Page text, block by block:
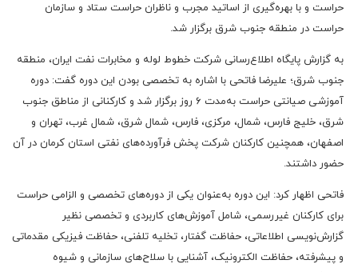
حراست و با بهره‌گیری از اساتید مجرب و ناظران حراست ستاد و سازمان
حراست در منطقه جنوب شرق برگزار شد.
به گزارش پایگاه اطلاع‌رسانی شرکت خطوط لوله و مخابرات نفت ایران، منطقه
جنوب شرق؛ علیرضا فاتحی با اشاره به تخصصی بودن این دوره گفت: دوره
آموزشی صیانتی حراست به‌مدت ۶ روز برگزار شد و کارکنانی از مناطق جنوب
شرق، خلیج فارس، شمال، مرکزی، فارس، شمال شرق، شمال غرب، تهران و
اصفهان، همچنین کارکنان شرکت پخش فرآورده‌های نفتی استان کرمان در آن
حضور داشتند.
فاتحی اظهار کرد: این دوره به‌عنوان یکی از دوره‌های تخصصی و الزامی حراست
برای کارکنان غیررسمی، شامل آموزش‌های کاربردی و تخصصی نظیر
گزارش‌نویسی اطلاعاتی، حفاظت گفتار، تخلیه تلفنی، حفاظت فیزیکی مقدماتی
و پیشرفته، حفاظت الکترونیک، آشنایی با سلاح‌های سازمانی و شیوه